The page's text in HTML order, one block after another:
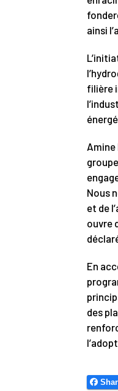
ainsi
filière
Amine
Nous
et de
ouvre
En
des